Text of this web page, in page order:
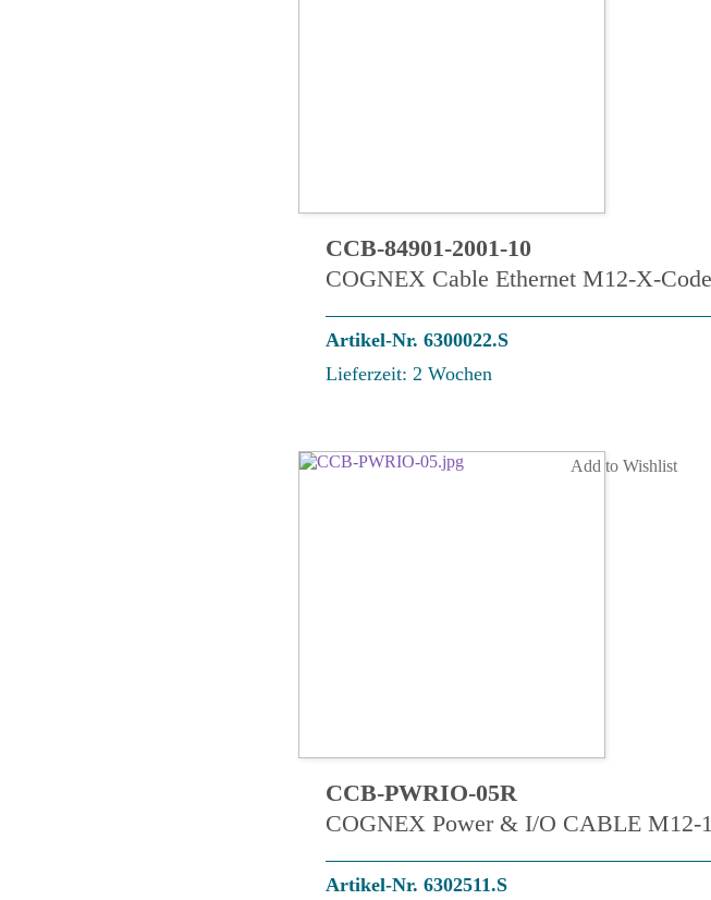
CCB-84901-2001-10
COGNEX Cable Ethernet M12-X-
Artikel-Nr. 6300022.S
Lieferzeit: 2 Wochen
Add to Wishlist
CCB-PWRIO-05R
COGNEX Power & I/O CABLE M12-
Artikel-Nr. 6302511.S